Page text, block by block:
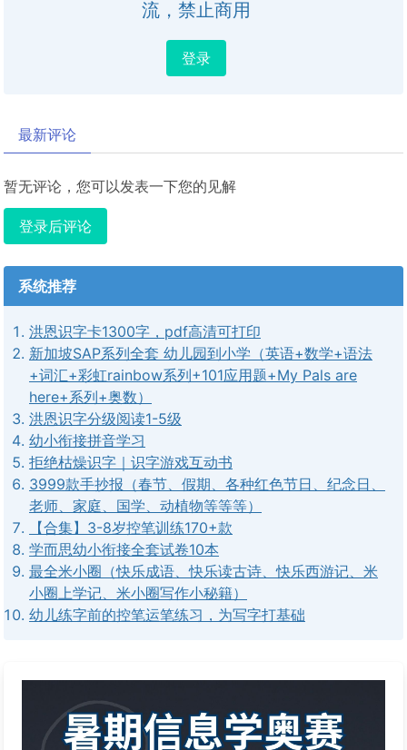
流，禁止商用
登录
最新评论
暂无评论，您可以发表一下您的见解
登录后评论
系统推荐
洪恩识字卡1300字，pdf高清可打印
新加坡SAP系列全套 幼儿园到小学（英语+数学+语法
+词汇+彩虹rainbow系列+101应用题+My Pals are
here+系列+奥数）
洪恩识字分级阅读1-5级
幼小衔接拼音学习
拒绝枯燥识字｜识字游戏互动书
3999款手抄报（春节、假期、各种红色节日、纪念日、
老师、家庭、国学、动植物等等等）
【合集】3-8岁控笔训练170+款
学而思幼小衔接全套试卷10本
最全米小圈（快乐成语、快乐读古诗、快乐西游记、米
小圈上学记、米小圈写作小秘籍）
幼儿练字前的控笔运笔练习，为写字打基础